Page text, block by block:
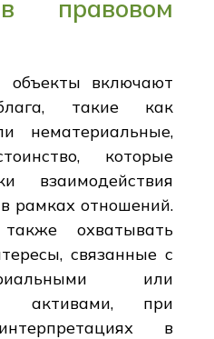
правовом
объекты включают
такие как
нематериальные,
которые
взаимодействия
рамках отношений.
охватывать
связанные с
или
активами, при
в